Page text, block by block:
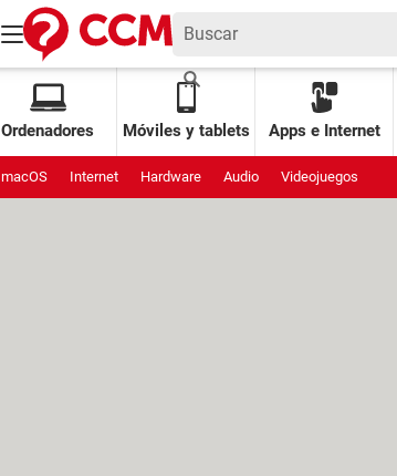
Ordenadores Móviles y tablets Apps e Internet
macOS Internet Hardware Audio Videojuegos